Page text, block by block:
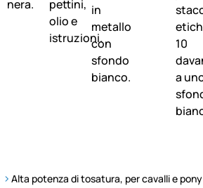
Alta potenza di tosatura, per cavalli e pony